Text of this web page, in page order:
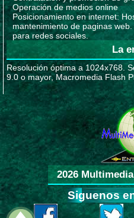
Operación de medios online
Posicionamiento en internet:
mantenimiento de paginas
para redes sociales.
La
Resolución óptima a 1024x768.
9.0 o mayor, Macromedia Flash
2026
Siguenos